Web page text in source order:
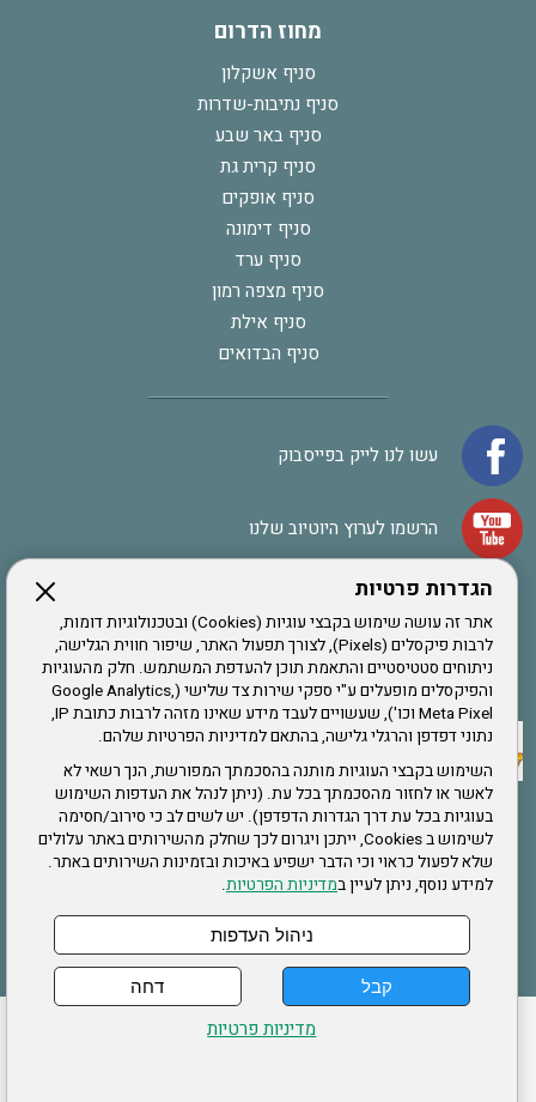
הגדרות פרטיות
אתר זה עושה שימוש בקבצי עוגיות (Cookies) ובטכנולוגיות דומות,
לרבות פיקסלים (Pixels), לצורך תפעול האתר, שיפור חווית הגלישה,
ניתוחים סטטיסטיים והתאמת תוכן להעדפת המשתמש. חלק מהעוגיות
והפיקסלים מופעלים ע"י ספקי שירות צד שלישי (Google Analytics,
Meta Pixel וכו'), שעשויים לעבד מידע שאינו מזהה לרבות כתובת IP,
נתוני דפדפן והרגלי גלישה, בהתאם למדיניות הפרטיות שלהם.
השימוש בקבצי העוגיות מותנה בהסכמתך המפורשת, הנך רשאי לא
לאשר או לחזור מהסכמתך בכל עת. (ניתן לנהל את העדפות השימוש
בעוגיות בכל עת דרך הגדרות הדפדפן). יש לשים לב כי סירוב/חסימה
לשימוש ב Cookies, ייתכן ויגרום לכך שחלק מהשירותים באתר עלולים
שלא לפעול כראוי וכי הדבר ישפיע באיכות ובזמינות השירותים באתר.
למידע נוסף, ניתן לעיין במדיניות הפרטיות.
קבל דחה
ניהול העדפות
מדיניות פרטיות
מחוז הדרום
סניף אשקלון
סניף נתיבות-שדרות
סניף באר שבע
סניף קרית גת
סניף אופקים
סניף דימונה
סניף ערד
סניף מצפה רמון
סניף אילת
סניף הבדואים
עשו לנו לייק בפייסבוק
הרשמו לערוץ היוטיוב שלנו
אתר צה"ל
תקנון האתר
שירותים
תעסוקה
בריאות
הצהרת נגישות לעדכון פרטים אישיים